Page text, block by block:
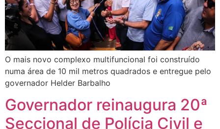
O mais novo complexo multifuncional foi construído
numa área de 10 mil metros quadrados e entregue pelo
governador Helder Barbalho
Governador reinaugura 20ª
Seccional de Polícia Civil e